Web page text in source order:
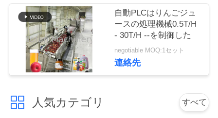
に
自動PLCはりんごジュ
ースの処理機械0.5T/H
- 30T/H --を制御した
negotiable MOQ:1セット
連絡先
人気カテゴリ すべて